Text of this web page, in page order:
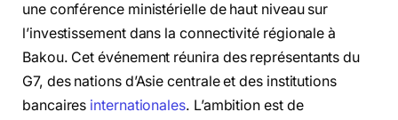
une conférence ministérielle de haut niveau sur
l’investissement dans la connectivité régionale à
Bakou. Cet événement réunira des représentants du
G7, des nations d’Asie centrale et des institutions
bancaires internationales. L’ambition est de